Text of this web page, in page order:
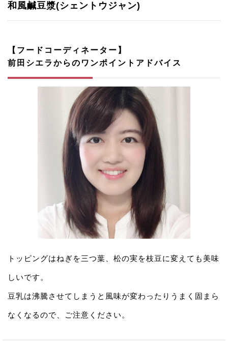
和風鹹豆漿(シェントウジャン)
【フードコーディネーター】
前田シエラからのワンポイントアドバイス
トッピングはねぎを三つ葉、松の実を枝豆に変えても美味
しいです。
豆乳は沸騰させてしまうと風味が変わったりうまく固まら
なくなるので、ご注意ください。